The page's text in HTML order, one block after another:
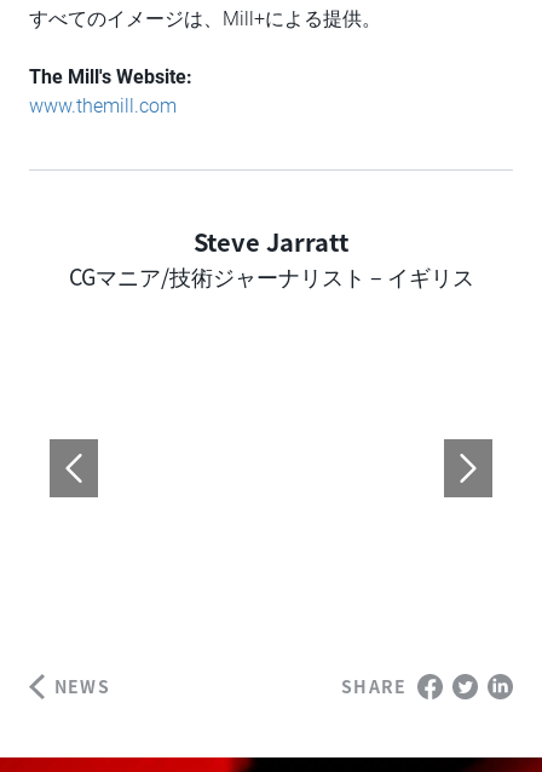
すべてのイメージは、Mill+による提供。
The Mill's Website:
www.themill.com
Author
Steve Jarratt
CGマニア/技術ジャーナリスト – イギリス
NEWS SHARE